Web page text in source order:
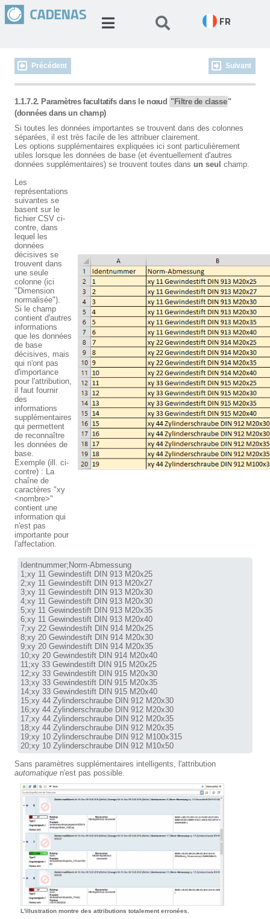
FR
Précédent Suivant
1.1.7.2. Paramètres facultatifs dans le nœud "Filtre de classe"
(données dans un champ)
Si toutes les données importantes se trouvent dans des colonnes
séparées, il est très facile de les attribuer clairement.
Les options supplémentaires expliquées ici sont particulièrement
utiles lorsque les données de base (et éventuellement d'autres
données supplémentaires) se trouvent toutes dans un seul champ.
Les
représentations
suivantes se
basent sur le
fichier CSV ci-
contre, dans
lequel les
données
décisives se
trouvent dans
une seule
colonne (ici
"Dimension
normalisée").
Si le champ
contient d'autres
informations
que les données
de base
décisives, mais
qui n'ont pas
d'importance
pour l'attribution,
il faut fournir
des
informations
supplémentaires
qui permettent
de reconnaître
les données de
base.
Exemple (ill. ci-
contre) : La
chaîne de
caractères "xy
<nombre>"
contient une
information qui
n'est pas
importante pour
l'affectation.
Identnummer;Norm-Abmessung
1;xy 11 Gewindestift DIN 913 M20x25
2;xy 11 Gewindestift DIN 913 M20x27
3;xy 11 Gewindestift DIN 913 M20x30
4;xy 11 Gewindestift DIN 913 M20x30
5;xy 11 Gewindestift DIN 913 M20x35
6;xy 11 Gewindestift DIN 913 M20x40
7;xy 22 Gewindestift DIN 914 M20x25
8;xy 20 Gewindestift DIN 914 M20x30
9;xy 20 Gewindestift DIN 914 M20x35
10;xy 20 Gewindestift DIN 914 M20x40
11;xy 33 Gewindestift DIN 915 M20x25
12;xy 33 Gewindestift DIN 915 M20x30
13;xy 33 Gewindestift DIN 915 M20x35
14;xy 33 Gewindestift DIN 915 M20x40
15;xy 44 Zylinderschraube DIN 912 M20x30
16;xy 44 Zylinderschraube DIN 912 M20x30
17;xy 44 Zylinderschraube DIN 912 M20x35
18;xy 44 Zylinderschraube DIN 912 M20x35
19;xy 10 Zylinderschraube DIN 912 M100x315
20;xy 10 Zylinderschraube DIN 912 M10x50
Sans paramètres supplémentaires intelligents, l'attribution
automatique n'est pas possible.
L'illustration montre des attributions totalement erronées.